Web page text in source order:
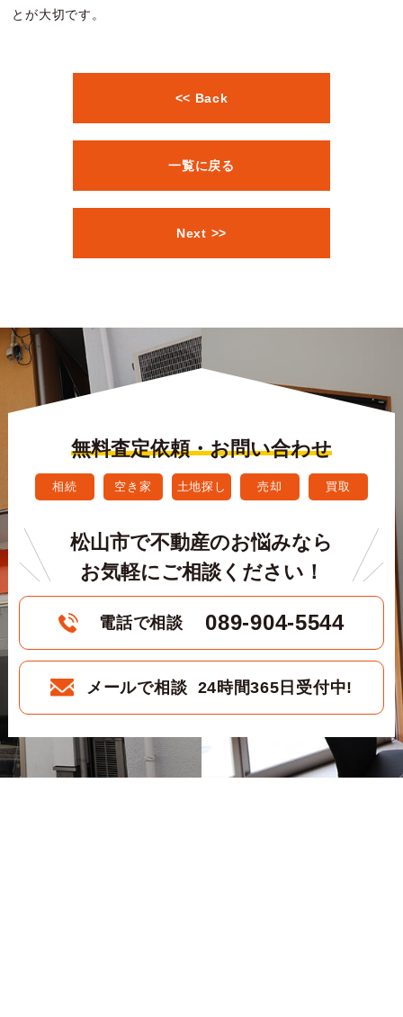
とが大切です。
<< Back
一覧に戻る
Next >>
無料査定依頼・お問い合わせ
相続 空き家 土地探し 売却 買取
松山市で不動産のお悩みなら
お気軽にご相談ください！
電話で相談 089-904-5544
メールで相談 24時間365日受付中!